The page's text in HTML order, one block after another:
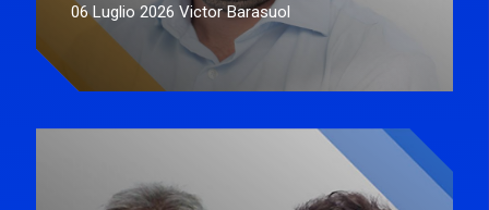
06 Luglio 2026 Victor Barasuol